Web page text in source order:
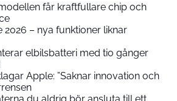
får kraftfullare chip och
2026 – nya funktioner liknar
elbilsbatteri med tio gånger
Apple: ”Saknar innovation och